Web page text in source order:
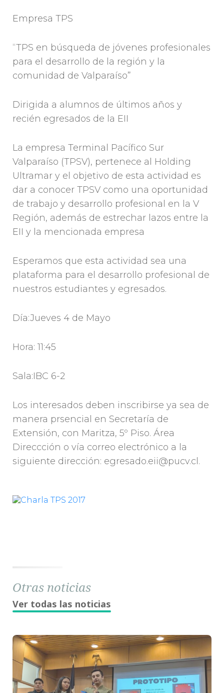
Empresa TPS
“TPS en búsqueda de jóvenes profesionales
para el desarrollo de la región y la
comunidad de Valparaíso”
Dirigida a alumnos de últimos años y
recién egresados de la EII
La empresa Terminal Pacífico Sur
Valparaíso (TPSV), pertenece al Holding
Ultramar y el objetivo de esta actividad es
dar a conocer TPSV como una oportunidad
de trabajo y desarrollo profesional en la V
Región, además de estrechar lazos entre la
EII y la mencionada empresa
Esperamos que esta actividad sea una
plataforma para el desarrollo profesional de
nuestros estudiantes y egresados.
Día:Jueves 4 de Mayo
Hora: 11:45
Sala:IBC 6-2
Los interesados deben inscribirse ya sea de
manera prsencial en Secretaría de
Extensión, con Maritza, 5º Piso. Área
Direccción o vía correo electrónico a la
siguiente dirección: egresado.eii@pucv.cl.
Otras noticias
Ver todas las noticias